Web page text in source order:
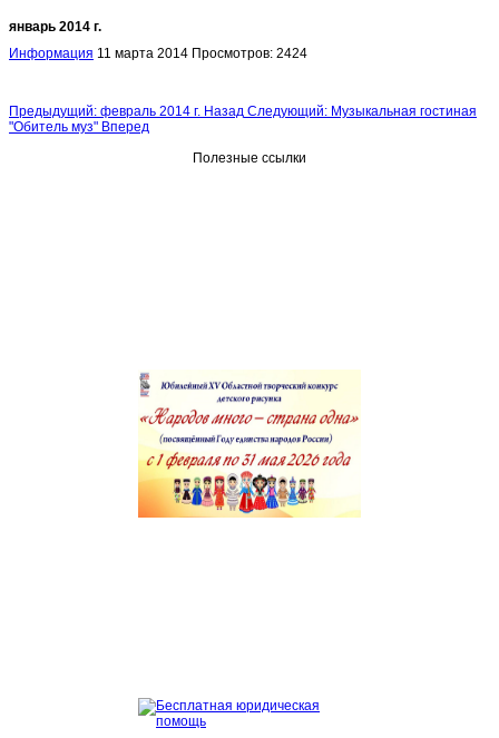
январь 2014 г.
Информация 11 марта 2014 Просмотров: 2424
Предыдущий: февраль 2014 г. Назад Следующий: Музыкальная гостиная
"Обитель муз" Вперед
Полезные ссылки